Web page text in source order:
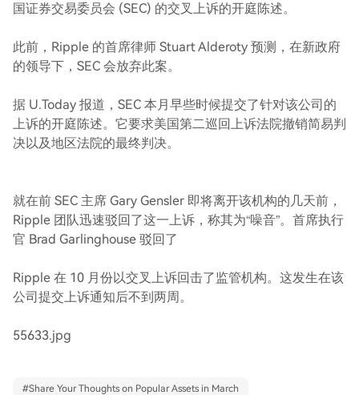
国证券交易委员会 (SEC) 的交叉上诉的开庭陈述。
此前，Ripple 的首席律师 Stuart Alderoty 预测，在新政府
的领导下，SEC 会放弃此案。
据 U.Today 报道，SEC 本月早些时候提交了针对该公司的
上诉的开庭陈述。它要求美国第二巡回上诉法院撤销简易判
决以及地区法院的最终判决。
就在前 SEC 主席 Gary Gensler 即将离开该机构的几天前，
Ripple 团队迅速驳回了这一上诉，称其为“噪音”。首席执行
官 Brad Garlinghouse 驳回了
Ripple 在 10 月份以交叉上诉回击了监管机构。这发生在该
公司提交上诉通知后不到两周。
55633.jpg
#Share Your Thoughts on Popular Assets in March